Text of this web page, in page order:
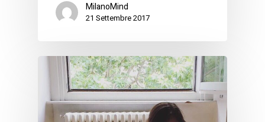
MilanoMind
21 Settembre 2017